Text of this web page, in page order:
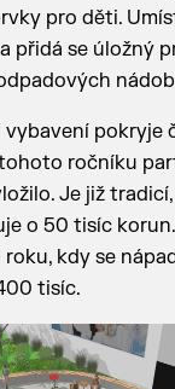
pro děti.
přidá se úložný
pokryje
ročníku
Je již
o 50 tisíc
kdy se
tisíc.